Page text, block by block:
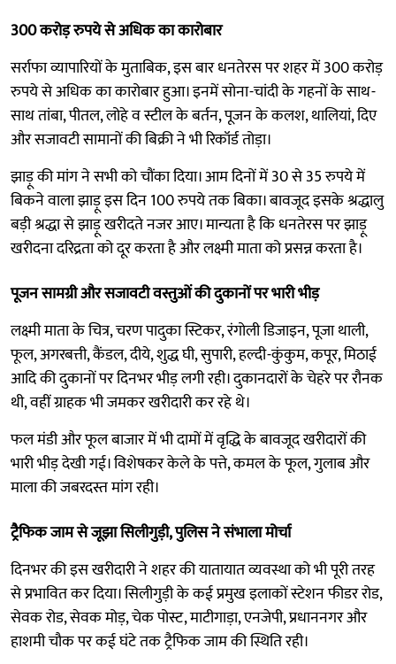
300 करोड़ रुपये से अधिक का कारोबार
सर्राफा व्यापारियों के मुताबिक, इस बार धनतेरस पर शहर में 300 करोड़
रुपये से अधिक का कारोबार हुआ। इनमें सोना-चांदी के गहनों के साथ-
साथ तांबा, पीतल, लोहे व स्टील के बर्तन, पूजन के कलश, थालियां, दिए
और सजावटी सामानों की बिक्री ने भी रिकॉर्ड तोड़ा।
झाड़ू की मांग ने सभी को चौंका दिया। आम दिनों में 30 से 35 रुपये में
बिकने वाला झाड़ू इस दिन 100 रुपये तक बिका। बावजूद इसके श्रद्धालु
बड़ी श्रद्धा से झाड़ू खरीदते नजर आए। मान्यता है कि धनतेरस पर झाड़ू
खरीदना दरिद्रता को दूर करता है और लक्ष्मी माता को प्रसन्न करता है।
पूजन सामग्री और सजावटी वस्तुओं की दुकानों पर भारी भीड़
लक्ष्मी माता के चित्र, चरण पादुका स्टिकर, रंगोली डिजाइन, पूजा थाली,
फूल, अगरबत्ती, कैंडल, दीये, शुद्ध घी, सुपारी, हल्दी-कुंकुम, कपूर, मिठाई
आदि की दुकानों पर दिनभर भीड़ लगी रही। दुकानदारों के चेहरे पर रौनक
थी, वहीं ग्राहक भी जमकर खरीदारी कर रहे थे।
फल मंडी और फूल बाजार में भी दामों में वृद्धि के बावजूद खरीदारों की
भारी भीड़ देखी गई। विशेषकर केले के पत्ते, कमल के फूल, गुलाब और
माला की जबरदस्त मांग रही।
ट्रैफिक जाम से जूझा सिलीगुड़ी, पुलिस ने संभाला मोर्चा
दिनभर की इस खरीदारी ने शहर की यातायात व्यवस्था को भी पूरी तरह
से प्रभावित कर दिया। सिलीगुड़ी के कई प्रमुख इलाकों स्टेशन फीडर रोड,
सेवक रोड, सेवक मोड़, चेक पोस्ट, माटीगाड़ा, एनजेपी, प्रधाननगर और
हाशमी चौक पर कई घंटे तक ट्रैफिक जाम की स्थिति रही।